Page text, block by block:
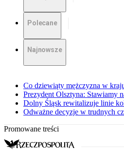
Polecane
Najnowsze
Co dziewiąty mężczyzna w
Prezydent Olsztyna: Stawiamy
Dolny Śląsk rewitalizuje linie
Odważne decyzje w trudnych
Promowane treści